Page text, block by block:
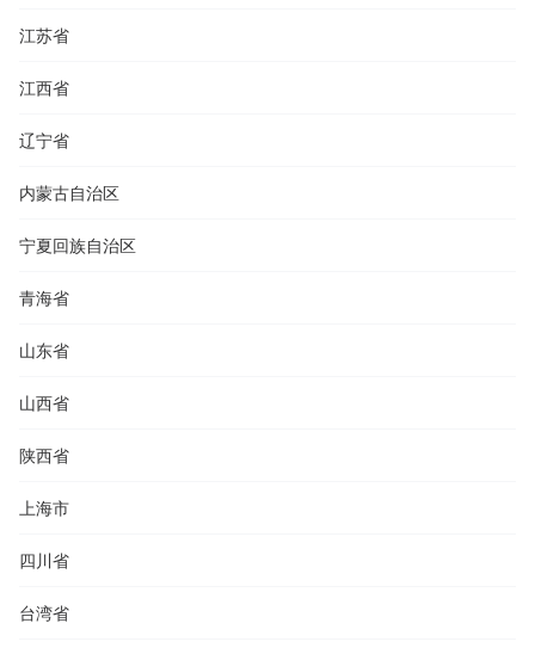
江苏省
江西省
辽宁省
内蒙古自治区
宁夏回族自治区
青海省
山东省
山西省
陕西省
上海市
四川省
台湾省